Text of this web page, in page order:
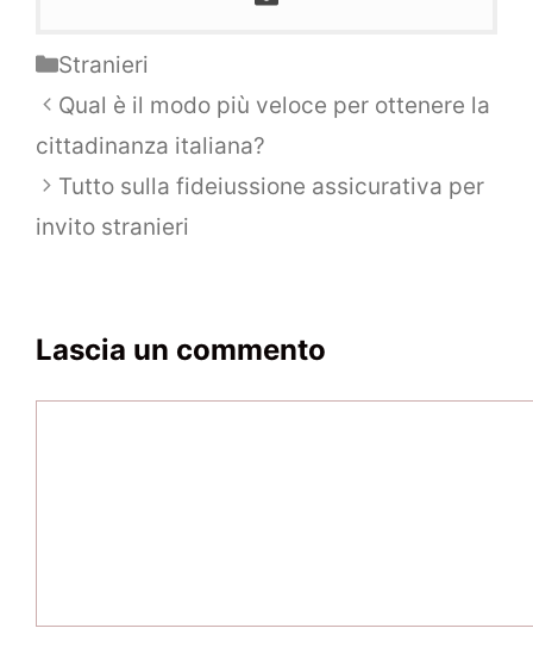
Categorie
Stranieri
Navigazione
articolo
Qual è il modo più veloce per ottenere la
cittadinanza italiana?
Tutto sulla fideiussione assicurativa per
invito stranieri
Lascia un commento